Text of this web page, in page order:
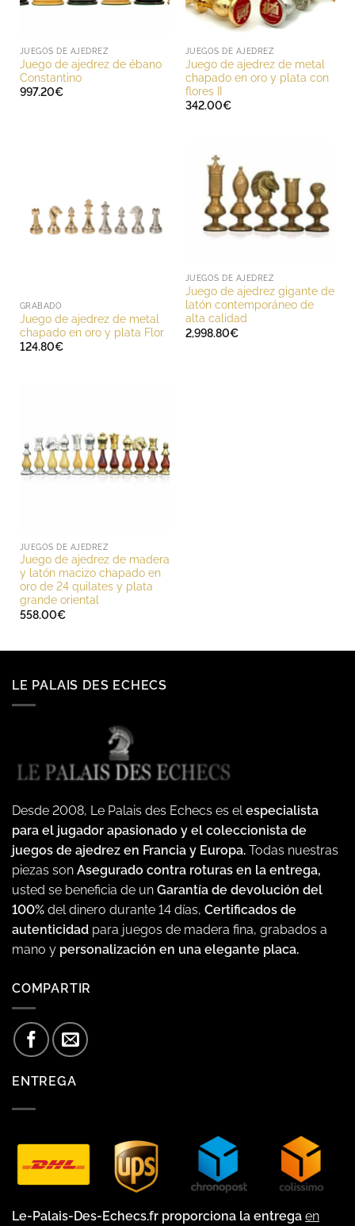
JUEGOS DE AJEDREZ
Juego de ajedrez de ébano
Constantino
997.20€
JUEGOS DE AJEDREZ
Juego de ajedrez de metal
chapado en oro y plata con
flores II
342.00€
GRABADO
Juego de ajedrez de metal
chapado en oro y plata Flor
124.80€
JUEGOS DE AJEDREZ
Juego de ajedrez gigante de
latón contemporáneo de
alta calidad
2,998.80€
JUEGOS DE AJEDREZ
Juego de ajedrez de madera
y latón macizo chapado en
oro de 24 quilates y plata
grande oriental
558.00€
LE PALAIS DES ECHECS
Desde 2008, Le Palais des Echecs es elespecialista
para el jugador apasionado y el coleccionista de
juegos de ajedrez en Francia y Europa. Todas nuestras
piezas son Asegurado contra roturas en la entrega,
usted se beneficia de un Garantía de devolución del
100% del dinero durante 14 días, Certificados de
autenticidad para juegos de madera fina, grabados a
mano y personalización en una elegante placa.
COMPARTIR
ENTREGA
Le-Palais-Des-Echecs.fr proporciona la entrega en